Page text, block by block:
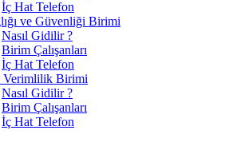
İç Hat Telefon
ve Güvenliği Birimi
Nasıl Gidilir ?
Birim Çalışanları
İç Hat Telefon
Verimlilik Birimi
Nasıl Gidilir ?
Birim Çalışanları
İç Hat Telefon